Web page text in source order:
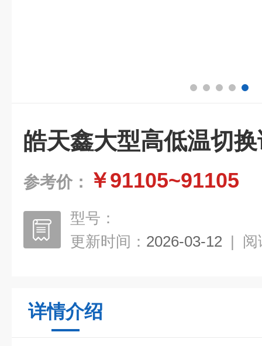
皓天鑫大型高低温切
参考价： ￥91105~91105
型号：
更新时间： 2026-03-12 | 阅
详情介绍